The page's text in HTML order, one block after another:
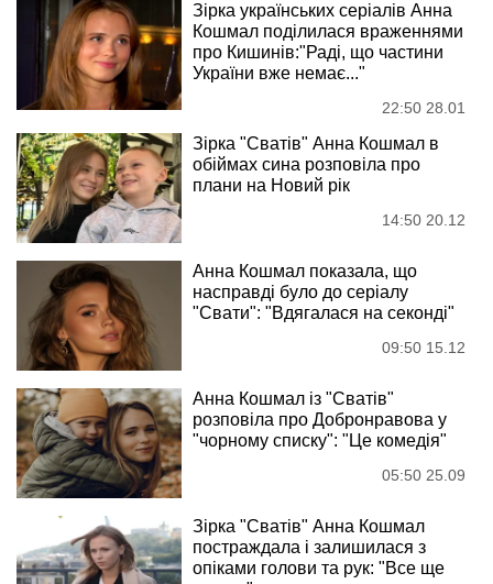
Зірка українських серіалів Анна
Кошмал поділилася враженнями
про Кишинів:"Раді, що частини
України вже немає..."
22:50 28.01
Зірка "Сватів" Анна Кошмал в
обіймах сина розповіла про
плани на Новий рік
14:50 20.12
Анна Кошмал показала, що
насправді було до серіалу
"Свати": "Вдягалася на секонді"
09:50 15.12
Анна Кошмал із "Сватів"
розповіла про Добронравова у
"чорному списку": "Це комедія"
05:50 25.09
Зірка "Сватів" Анна Кошмал
постраждала і залишилася з
опіками голови та рук: "Все ще